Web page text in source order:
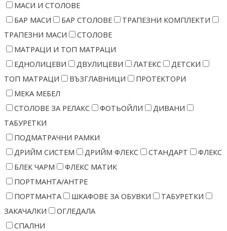
МАСИ И СТОЛОВЕ
БАР МАСИ
БАР СТОЛОВЕ
ТРАПЕЗНИ КОМПЛЕКТИ
ТРАПЕЗНИ МАСИ
СТОЛОВЕ
МАТРАЦИ И ТОП МАТРАЦИ
ЕДНОЛИЦЕВИ
ДВУЛИЦЕВИ ЛАТЕКС
ДЕТСКИ
ТОП МАТРАЦИ
ВЪЗГЛАВНИЦИ
ПРОТЕКТОРИ
МЕКА МЕБЕЛ
СТОЛОВЕ ЗА РЕЛАКС
ФОТЬОЙЛИ
ДИВАНИ
ТАБУРЕТКИ
ПОДМАТРАЧНИ РАМКИ
ДРИЙМ СИСТЕМ
ДРИЙМ ФЛЕКС СТАНДАРТ
ФЛЕКС
БЛЕК ЧАРМ
ФЛЕКС МАТИК
ПОРТМАНТА/АНТРЕ
ПОРТМАНТА
ШКАФОВЕ ЗА ОБУВКИ
ТАБУРЕТКИ
ЗАКАЧАЛКИ
ОГЛЕДАЛА
СПАЛНИ